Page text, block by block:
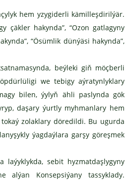
hem yzygiderli kämilleşdirilýär.
çäkler hakynda”, “Ozon gatlagyny
“Ösümlik dünýäsi hakynda”,
beýleki giň möçberli
we tebigy aýratynlyklary
bilen, ýylyň ähli paslynda gök
daşary ýurtly myhmanlary hem
zolaklary döredildi. Bu ugurda
ýagdaýlara garşy göreşmek
sebit hyzmatdaşlygyny
Konsepsiýany tassyklady.